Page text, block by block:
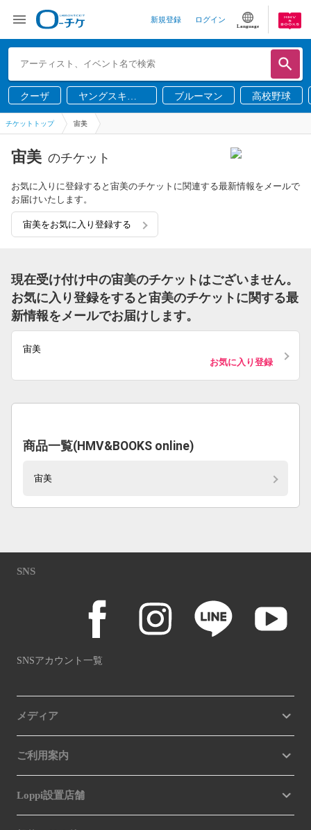
新規登録 ログイン
Language
クーザ
ヤングスキニ
ー
ブルーマン 高校野球
チケットトップ 宙美
宙美 のチケット
お気に入りに登録すると宙美のチケットに関連する最新情報をメールで
お届けいたします。
宙美をお気に入り登録する
現在受け付け中の宙美のチケットはございません。
お気に入り登録をすると宙美のチケットに関する最
新情報をメールでお届けします。
宙美
お気に入り登録
商品一覧(HMV&BOOKS online)
宙美
SNS
SNSアカウント一覧
メディア
ご利用案内
Loppi設置店舗